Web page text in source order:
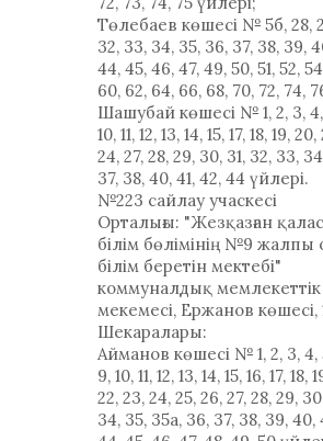
Төлебаев көшесі № 5б, 28,
32, 33, 34, 35, 36, 37, 38, 39,
44, 45, 46, 47, 49, 50, 51, 52,
60, 62, 64, 66, 68, 70, 72, 74,
Шашубай көшесі № 1, 2, 3, 4,
10, 11, 12, 13, 14, 15, 17, 18, 19,
24, 27, 28, 29, 30, 31, 32, 33,
37, 38, 40, 41, 42, 44 үйлері.
№223 сайлау учаскесі
Орталығы: "Жезқазған
білім бөлімінің №9 жалпы
білім беретін мектебі"
коммуналдық мемлекеттік
мекемесі, Ержанов көшесі,
Шекаралары:
Айманов көшесі № 1, 2, 3, 4,
9, 10, 11, 12, 13, 14, 15, 16, 17, 18,
22, 23, 24, 25, 26, 27, 28, 29,
34, 35, 35а, 36, 37, 38, 39, 40,